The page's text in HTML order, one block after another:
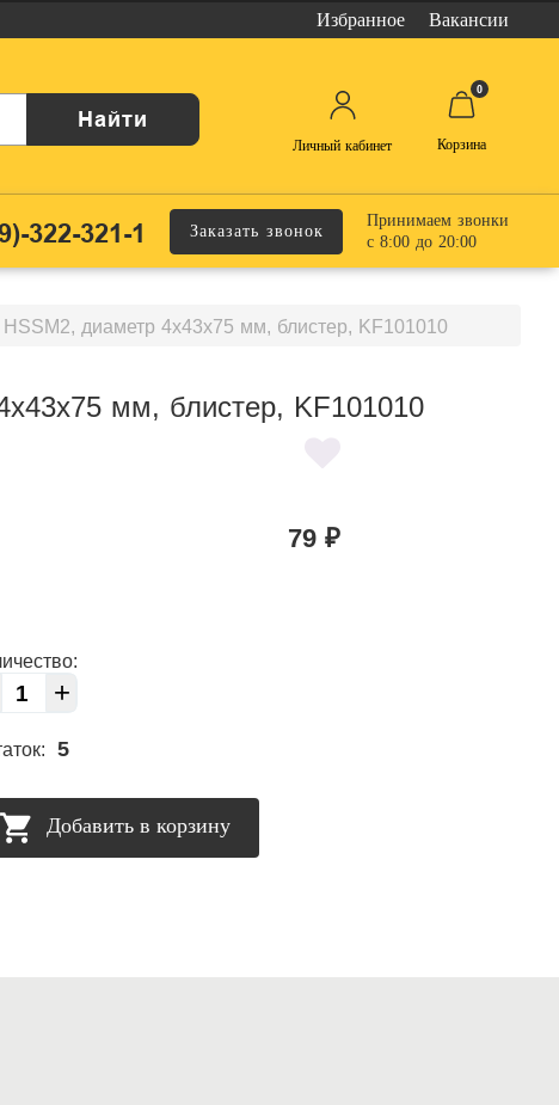
Избранное Вакансии
Найти
Личный кабинет Корзина
0
322-321-1 Заказать звонок
Принимаем звонки
с 8:00 до 20:00
диаметр 4х43х75 мм, блистер, KF101010
мм, блистер, KF101010
79 ₽
+
5
Добавить в корзину